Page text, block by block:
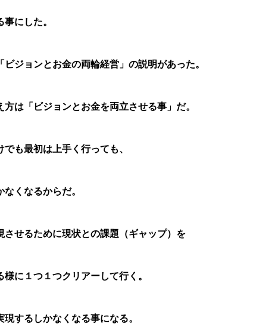
にした。
ビジョンとお金の両輪経営」の説明があった。
は「ビジョンとお金を両立させる事」だ。
も最初は上手く行っても、
なくなるからだ。
させるために現状との課題（ギャップ）を
に１つ１つクリアーして行く。
するしかなくなる事になる。